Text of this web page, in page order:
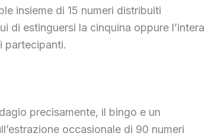
insieme di 15 numeri distribuiti
di estinguersi la cinquina oppure l’intera
partecipanti.
precisamente, il bingo e un
occasionale di 90 numeri